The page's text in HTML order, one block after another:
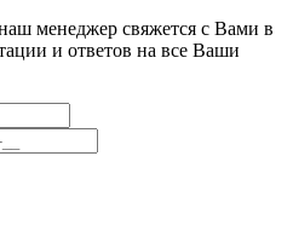
менеджер свяжется с Вами в
и ответов на все Ваши